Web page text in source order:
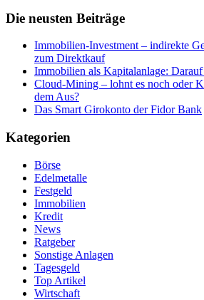
Die neusten Beiträge
Immobilien-Investment – indirekte
zum Direktkauf
Immobilien als Kapitalanlage: Darauf
Cloud-Mining – lohnt es noch oder
dem Aus?
Das Smart Girokonto der Fidor Bank
Kategorien
Börse
Edelmetalle
Festgeld
Immobilien
Kredit
News
Ratgeber
Sonstige Anlagen
Tagesgeld
Top Artikel
Wirtschaft